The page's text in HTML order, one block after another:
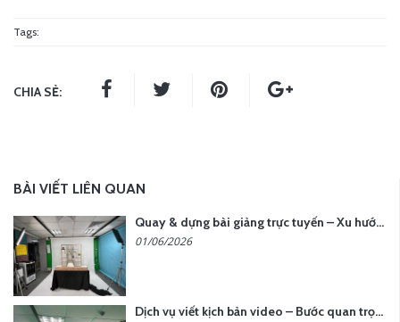
Tags:
CHIA SẺ:
BÀI VIẾT LIÊN QUAN
Quay & dựng bài giảng trực tuyến – Xu hướng đào tạo thời đại số
01/06/2026
Dịch vụ viết kịch bản video – Bước quan trọng quyết định thành công nội dung